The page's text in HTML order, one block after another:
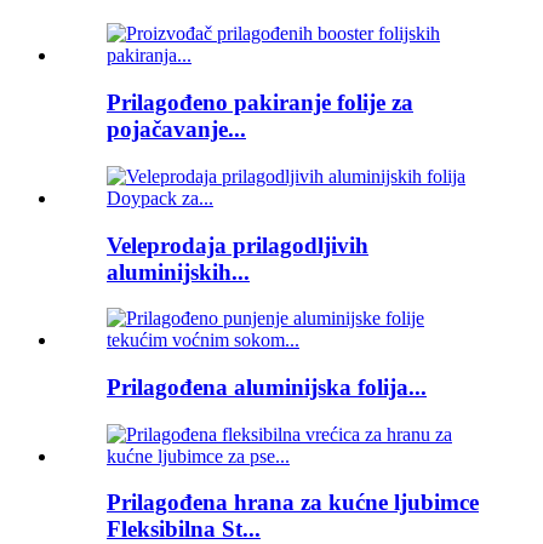
Prilagođeno pakiranje folije za
pojačavanje...
Veleprodaja prilagodljivih
aluminijskih...
Prilagođena aluminijska folija...
Prilagođena hrana za kućne ljubimce
Fleksibilna St...